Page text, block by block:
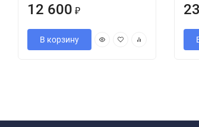
12 600 ₽
В корзину